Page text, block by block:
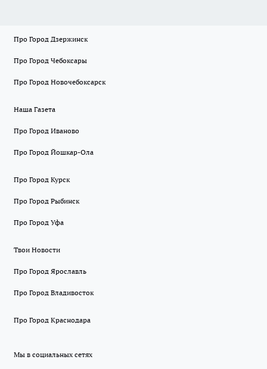
Про Город Дзержинск
Про Город Чебоксары
Про Город Новочебоксарск
Наша Газета
Про Город Иваново
Про Город Йошкар-Ола
Про Город Курск
Про Город Рыбинск
Про Город Уфа
Твои Новости
Про Город Ярославль
Про Город Владивосток
Про Город Краснодара
Мы в социальных сетях